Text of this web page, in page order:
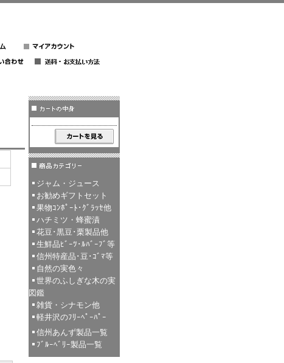
ジャム・ジュース
お勧めギフトセット
果物ｺﾝﾎﾟｰﾄ･ｸﾞﾗｯｾ他
ハチミツ・蜂蜜漬
花豆･黒豆･栗製品他
生鮮品ﾋﾞｰﾂ･ﾙﾊﾞｰﾌﾞ等
信州特産品･豆･ｺﾞﾏ等
自然の実色々
世界のふしぎな木の実
図鑑
雑貨・シナモン他
軽井沢のﾌﾘｰﾍﾟｰﾊﾟｰ
信州あんず製品一覧
ﾌﾞﾙｰﾍﾞﾘｰ製品一覧